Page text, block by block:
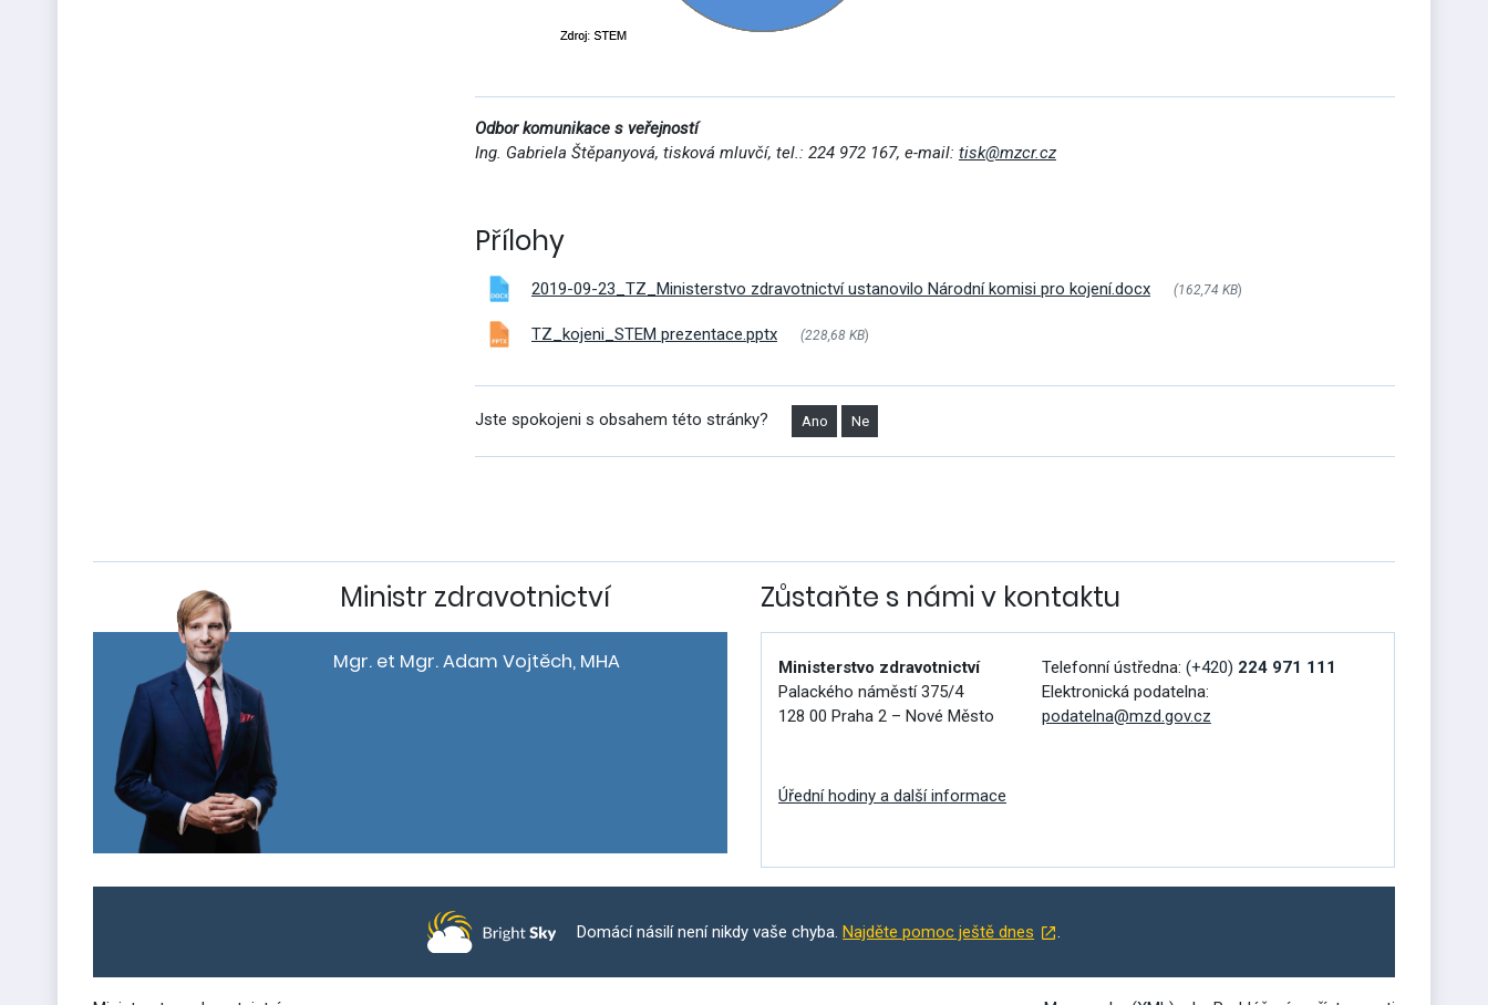
Odbor komunikace s veřejností
Ing. Gabriela Štěpanyová, tisková mluvčí, tel.: 224 972 167, e-mail: tisk@mzcr.cz
Přílohy
2019-09-23_TZ_Ministerstvo zdravotnictví ustanovilo Národní komisi pro kojení.docx (162,74 KB)
TZ_kojeni_STEM prezentace.pptx (228,68 KB)
Jste spokojeni s obsahem této stránky? Ano Ne
Ministr zdravotnictví
Mgr. et Mgr. Adam Vojtěch, MHA
Zůstaňte s námi v kontaktu
Ministerstvo zdravotnictví
Palackého náměstí 375/4
128 00 Praha 2 – Nové Město
Telefonní ústředna: (+420) 224 971 111
Elektronická podatelna:
podatelna@mzd.gov.cz
Úřední hodiny a další informace
Domácí násilí není nikdy vaše chyba.Najděte pomoc ještě dnes .